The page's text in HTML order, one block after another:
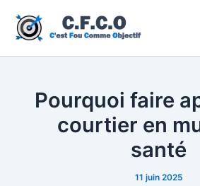
contenu
Pourquoi faire
courtier en
santé
11 juin 2025